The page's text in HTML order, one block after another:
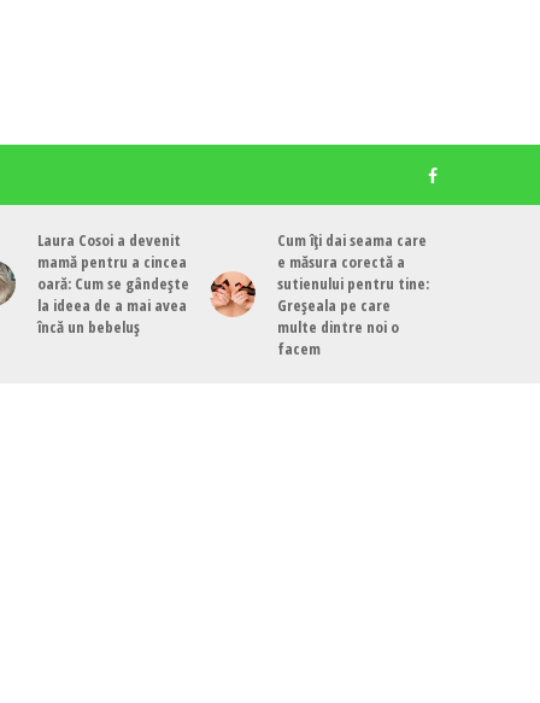
Laura Cosoi a devenit
mamă pentru a cincea
oară: Cum se gândește
la ideea de a mai avea
încă un bebeluș
Cum îți dai seama care
e măsura corectă a
sutienului pentru tine:
Greșeala pe care
multe dintre noi o
facem